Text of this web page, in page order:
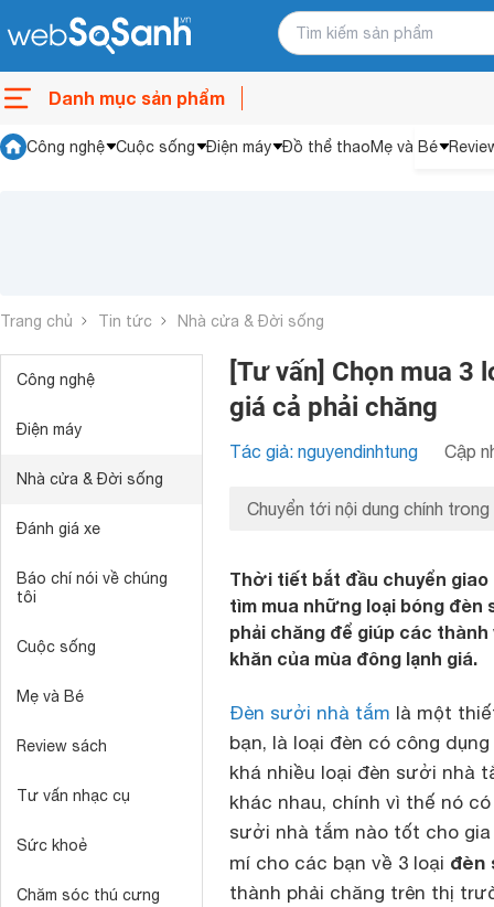
Danh mục sản phẩm
Công nghệ Cuộc sống Điện máy Đồ thể thaoMẹ và Bé
Trang chủ Tin tức Nhà cửa & Đời sống
Công nghệ
Điện máy
Nhà cửa & Đời sống
Đánh giá xe
Báo chí nói về chúng
tôi
Cuộc sống
Mẹ và Bé
Review sách
Tư vấn nhạc cụ
Sức khoẻ
Chăm sóc thú cưng
[Tư vấn] Chọn mua
giá cả phải chăng
Tác giả: nguyendinhtung Cập
Chuyển tới nội dung chính trong
Thời tiết bắt đầu chuyển giao
tìm mua những loại bóng
phải chăng để giúp các
khăn của mùa đông lạnh giá.
Đèn sưởi nhà tắm là một
bạn, là loại đèn có công
khá nhiều loại đèn sưởi nhà
khác nhau, chính vì thế nó
sưởi nhà tắm nào tốt cho
mí cho các bạn về 3 loại đèn
thành phải chăng trên thị